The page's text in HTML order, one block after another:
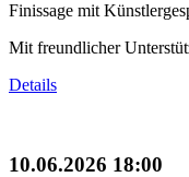
Finissage mit
Mit freundlicher
Details
10.06.2026 18:00